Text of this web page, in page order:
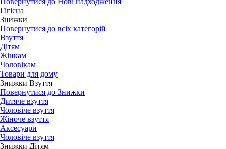
Гігієна
Знижки
Повернутися до всіх категорій
Взуття
Дітям
Жінкам
Чоловікам
Товари для дому
Знижки Взуття
Повернутися до Знижки
Дитяче взуття
Чоловіче взуття
Жіноче взуття
Аксесуари
Чоловіче взуття
Знижки Дітям